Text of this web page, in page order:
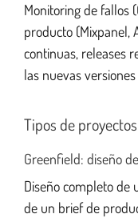
Monitoring de fallos
producto (Mixpanel,
continuas, releases
las nuevas
Tipos de
Greenfield: diseño
Diseño completo de
de un brief de